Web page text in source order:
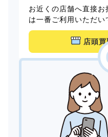
お近くの店舗へ直接お
は一番ご利用いただい
店頭